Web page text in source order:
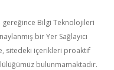
gereğince Bilgi Teknolojileri
bir Yer Sağlayıcı
sitedeki içerikleri proaktif
bulunmamaktadır.